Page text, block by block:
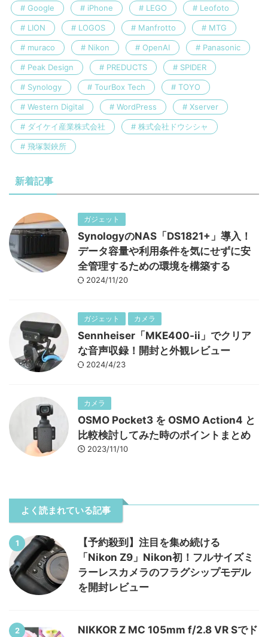
Google iPhone LEGO Leofoto
LION LOGOS Manfrotto MTG
muraco Nikon OpenAI Panasonic
Peak Design PREDUCTS SPIDER
Synology TourBox Tech TOYO
Western Digital WordPress Xserver
ダイケイ産業株式会社 株式会社ドウシシャ
飛塚製鋏所
新着記事
ガジェット
SynologyのNAS「DS1821+」導入！
データ容量や利用条件を気にせずに安
全管理するための環境を構築する
2024/11/20
ガジェット カメラ
Sennheiser「MKE400-ii」でクリア
な音声収録！開封と外観レビュー
2024/4/23
カメラ
OSMO Pocket3 を OSMO Action4 と
比較検討してみた時のポイントまとめ
2023/11/10
よく読まれている記事
1
【予約殺到】注目を集め続ける
「Nikon Z9」Nikon初！フルサイズミ
ラーレスカメラのフラグシップモデル
を開封レビュー
2
NIKKOR Z MC 105mm f/2.8 VR Sでド